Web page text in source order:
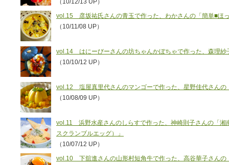
（10/12/13 UP）
vol.15 彦坂祐氏さんの青玉で作った、わかさんの「簡単■ほ
（10/11/08 UP）
vol.14 はにーびーさんの坊ちゃんかぼちゃで作った、森理紗
（10/10/12 UP）
vol.12 塩屋真里代さんのマンゴーで作った、星野佳代さんの
（10/08/09 UP）
vol.11 浜野水産さんのしらすで作った、神崎則子さんの「湘
スクランブルエッグ）」
（10/07/12 UP）
vol.10 下舘進さんの山形村短角牛で作った、高谷華子さんの